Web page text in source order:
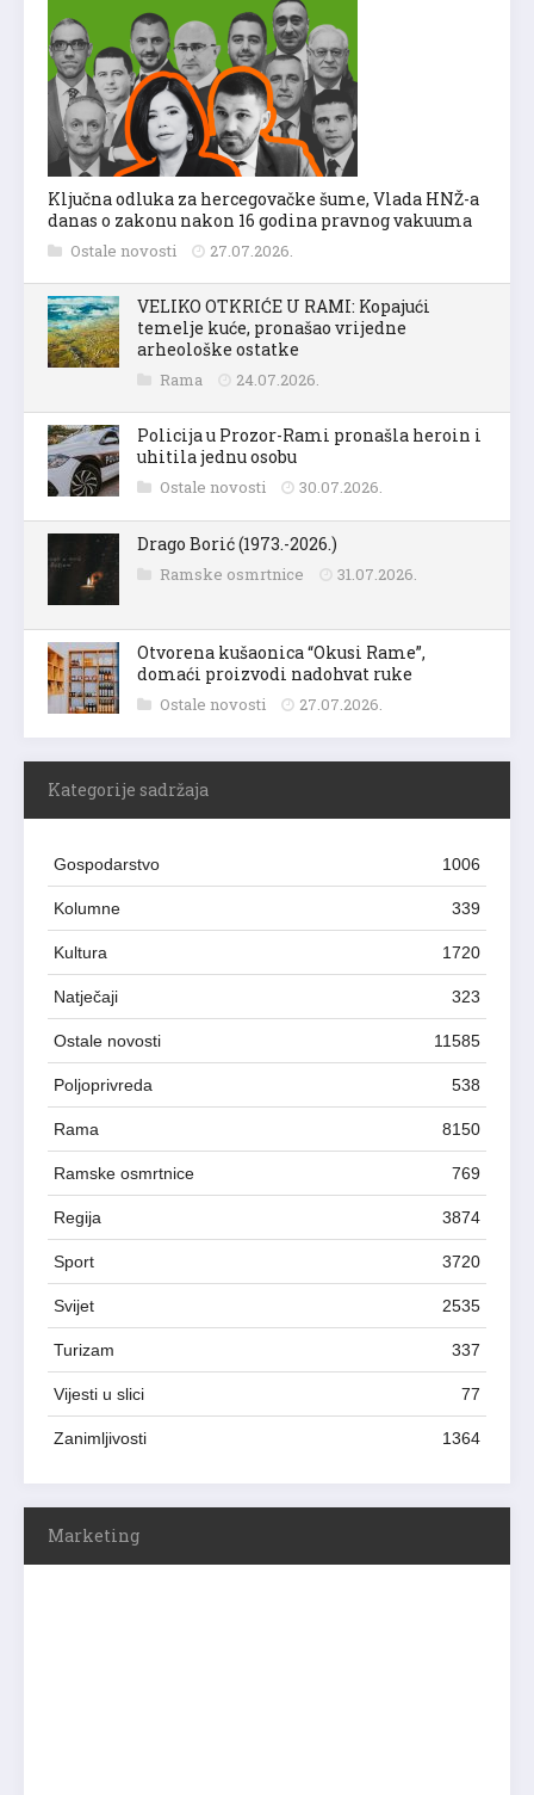
Ključna odluka za hercegovačke šume, Vlada HNŽ-a
danas o zakonu nakon 16 godina pravnog vakuuma
Ostale novosti 27.07.2026.
VELIKO OTKRIĆE U RAMI: Kopajući
temelje kuće, pronašao vrijedne
arheološke ostatke
Rama 24.07.2026.
Policija u Prozor-Rami pronašla heroin i
uhitila jednu osobu
Ostale novosti 30.07.2026.
Drago Borić (1973.-2026.)
Ramske osmrtnice 31.07.2026.
Otvorena kušaonica “Okusi Rame”,
domaći proizvodi nadohvat ruke
Ostale novosti 27.07.2026.
Kategorije sadržaja
Gospodarstvo 1006
Kolumne 339
Kultura 1720
Natječaji 323
Ostale novosti 11585
Poljoprivreda 538
Rama 8150
Ramske osmrtnice 769
Regija 3874
Sport 3720
Svijet 2535
Turizam 337
Vijesti u slici 77
Zanimljivosti 1364
Marketing